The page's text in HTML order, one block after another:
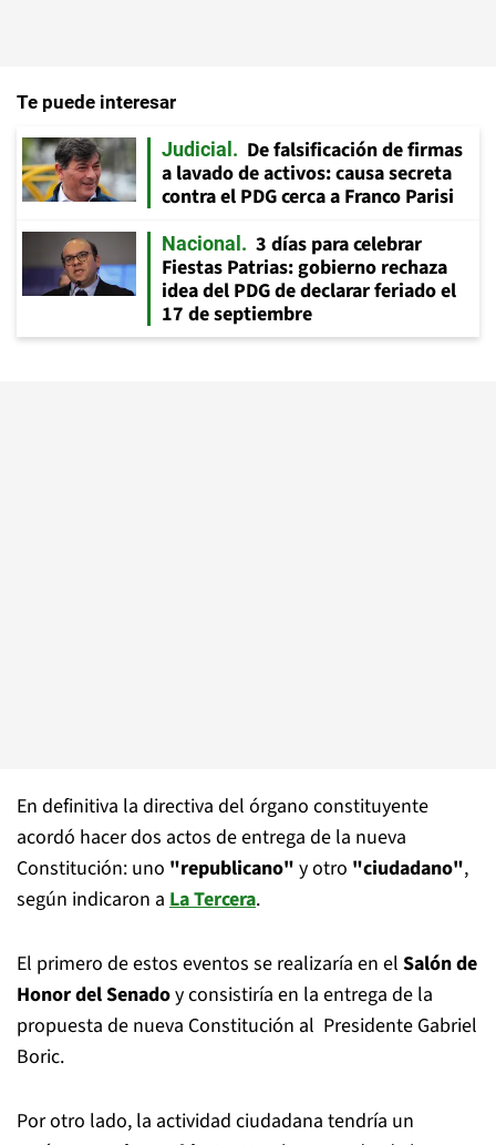
Te puede interesar
Judicial
De falsificación de firmas
a lavado de activos: causa secreta
contra el PDG cerca a Franco Parisi
Nacional
3 días para celebrar
Fiestas Patrias: gobierno rechaza
idea del PDG de declarar feriado el
17 de septiembre
En definitiva la directiva del órgano constituyente
acordó hacer dos actos de entrega de la nueva
Constitución: uno "republicano" y otro "ciudadano",
según indicaron a La Tercera.
El primero de estos eventos se realizaría en el Salón de
Honor del Senadoy consistiría en la entrega de la
propuesta de nueva Constitución al Presidente Gabriel
Boric.
Por otro lado, la actividad ciudadana tendría un